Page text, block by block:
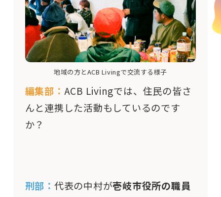
地域の方とACB Livingで交流する様子
編集部： ACB Livingでは、住民の皆さ
んと連携した活動もしているのです
か？
刑部： 代表の中村が壱岐市役所の職員